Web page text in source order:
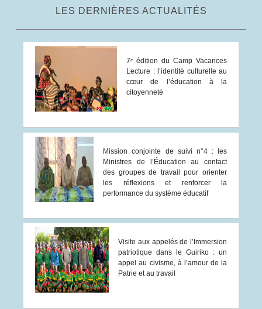
LES DERNIÈRES ACTUALITÉS
7ᵉ édition du Camp Vacances
Lecture : l’identité culturelle au
cœur de l’éducation à la
citoyenneté
Mission conjointe de suivi n°4 : les
Ministres de l’Éducation au contact
des groupes de travail pour orienter
les réflexions et renforcer la
performance du système éducatif
Visite aux appelés de l’Immersion
patriotique dans le Guiriko : un
appel au civisme, à l’amour de la
Patrie et au travail